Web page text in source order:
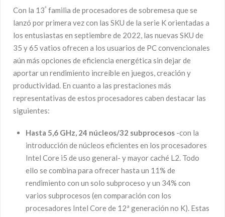
Con la 13ª familia de procesadores de sobremesa que se
lanzó por primera vez con las SKU de la serie K orientadas a
los entusiastas en septiembre de 2022, las nuevas SKU de
35 y 65 vatios ofrecen a los usuarios de PC convencionales
aún más opciones de eficiencia energética sin dejar de
aportar un rendimiento increíble en juegos, creación y
productividad. En cuanto a las prestaciones más
representativas de estos procesadores caben destacar las
siguientes:
Hasta 5,6 GHz, 24 núcleos/32 subprocesos -con la
introducción de núcleos eficientes en los procesadores
Intel Core i5 de uso general- y mayor caché L2. Todo
ello se combina para ofrecer hasta un 11% de
rendimiento con un solo subproceso y un 34% con
varios subprocesos (en comparación con los
procesadores Intel Core de 12ª generación no K). Estas